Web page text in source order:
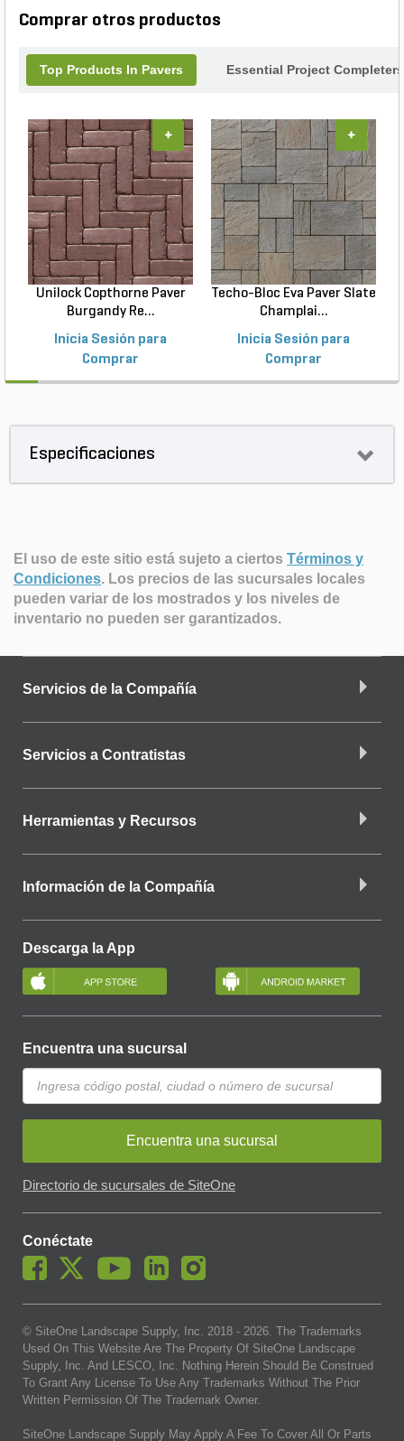
Comprar otros productos
Top Products In Pavers Essential Project Completers
Unilock Copthorne Paver
Burgandy Re...
Inicia Sesión para
Comprar
+
Techo-Bloc Eva Paver Slate
Champlai...
Inicia Sesión para
Comprar
+
Especificaciones
El uso de este sitio está sujeto a ciertos Términos y
Condiciones. Los precios de las sucursales locales
pueden variar de los mostrados y los niveles de
inventario no pueden ser garantizados.
Servicios de la Compañía
Servicios a Contratistas
Herramientas y Recursos
Información de la Compañía
Descarga la App
Encuentra una sucursal
Encuentra una sucursal
Directorio de sucursales de SiteOne
Conéctate
© SiteOne Landscape Supply, Inc. 2018 - 2026. The Trademarks
Used On This Website Are The Property Of SiteOne Landscape
Supply, Inc. And LESCO, Inc. Nothing Herein Should Be Construed
To Grant Any License To Use Any Trademarks Without The Prior
Written Permission Of The Trademark Owner.
SiteOne Landscape Supply May Apply A Fee To Cover All Or Parts